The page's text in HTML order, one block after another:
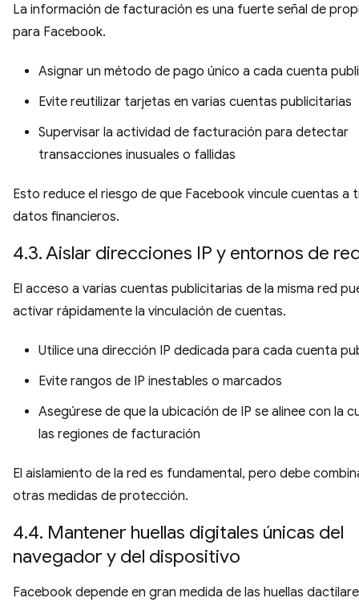
La información de facturación es una fuerte señal de
para Facebook.
Asignar un método de pago único a cada cuenta
Evite reutilizar tarjetas en varias cuentas publicitarias
Supervisar la actividad de facturación para detectar
transacciones inusuales o fallidas
Esto reduce el riesgo de que Facebook vincule cuentas a
datos financieros.
4.3. Aislar direcciones IP y entornos de
El acceso a varias cuentas publicitarias de la misma red
activar rápidamente la vinculación de cuentas.
Utilice una dirección IP dedicada para cada cuenta
Evite rangos de IP inestables o marcados
Asegúrese de que la ubicación de IP se alinee con la
las regiones de facturación
El aislamiento de la red es fundamental, pero debe
otras medidas de protección.
4.4. Mantener huellas digitales únicas del
navegador y del dispositivo
Facebook depende en gran medida de las huellas